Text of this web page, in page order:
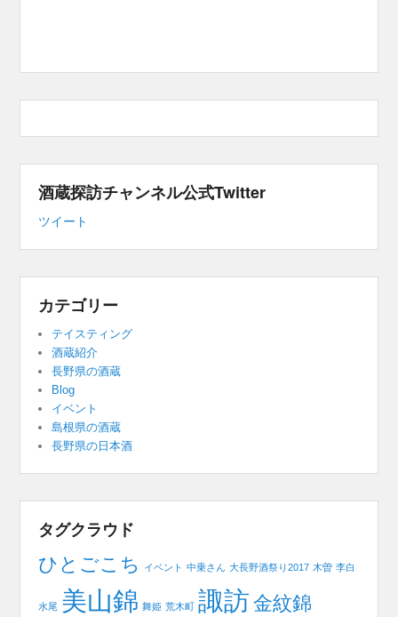
酒蔵探訪チャンネル公式Twitter
ツイート
カテゴリー
テイスティング
酒蔵紹介
長野県の酒蔵
Blog
イベント
島根県の酒蔵
長野県の日本酒
タグクラウド
ひとごこち イベント 中乗さん 大長野酒祭り2017 木曽 李白
水尾 美山錦 舞姫 荒木町 諏訪 金紋錦